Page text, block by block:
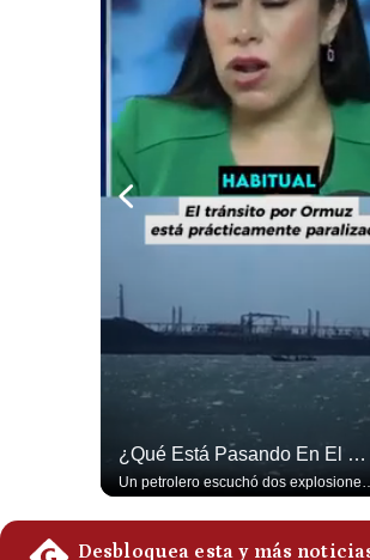
¿Qué Está Pasando En El Estrecho De Ormuz? | Gestión Mundo
Un petrolero escuchó dos explosiones mientras atravesaba el estrecho de Ormuz. Aunque no se confirmó un ataque directo, el tránsito marítimo estaba prácticamente paralizado: solo cruzaron dos buques, frente a un promedio habitual de entre 130 y 140 diarios. #EstrechoDeOrmuz #Petroleo #NoticiasInternacionales #UltimaHora #Shorts 👉 Suscríbete y activa la campana para no perderte nuestro análisis diario. 🌎 Síguenos en nuestras redes sociales: 📌 Web oficial: https://gestion.pe/mundo/ 📌 LinkedIn: http://bit.ly/3HYIET0 📌 X (Twitter): http://bit.ly/4noZtX9 📌 TikTok: http://bit.ly/4evB6TO